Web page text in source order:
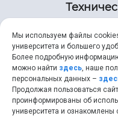
+7
Мы используем файлы
университета и большего
Более подробную
можно найти здесь, наше
персональных данных –
Продолжая пользоваться
проинформированы об
университета и